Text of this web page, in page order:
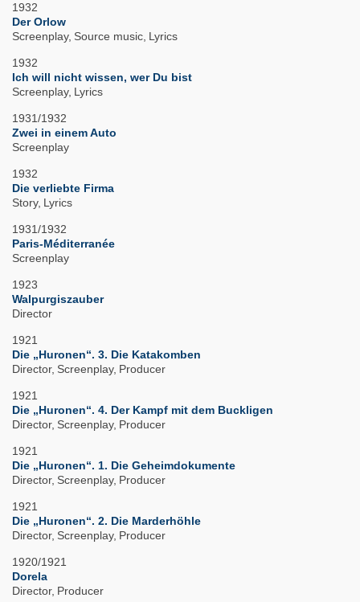
1932
Der Orlow
Screenplay Source music Lyrics
1932
Ich will nicht wissen, wer Du bist
Screenplay Lyrics
1931/1932
Zwei in einem Auto
Screenplay
1932
Die verliebte Firma
Story Lyrics
1931/1932
Paris-Méditerranée
Screenplay
1923
Walpurgiszauber
Director
1921
Die „Huronen“. 3. Die Katakomben
Director Screenplay Producer
1921
Die „Huronen“. 4. Der Kampf mit dem Buckligen
Director Screenplay Producer
1921
Die „Huronen“. 1. Die Geheimdokumente
Director Screenplay Producer
1921
Die „Huronen“. 2. Die Marderhöhle
Director Screenplay Producer
1920/1921
Dorela
Director Producer